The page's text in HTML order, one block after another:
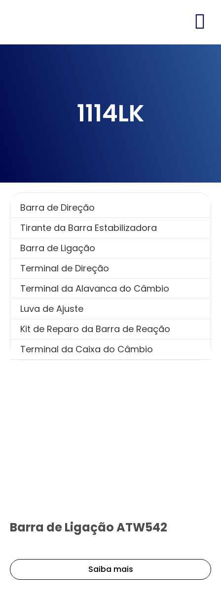
1114LK
Barra de Direção
Tirante da Barra Estabilizadora
Barra de Ligação
Terminal de Direção
Terminal da Alavanca do Câmbio
Luva de Ajuste
Kit de Reparo da Barra de Reação
Terminal da Caixa do Câmbio
Barra de Ligação ATW542
Saiba mais